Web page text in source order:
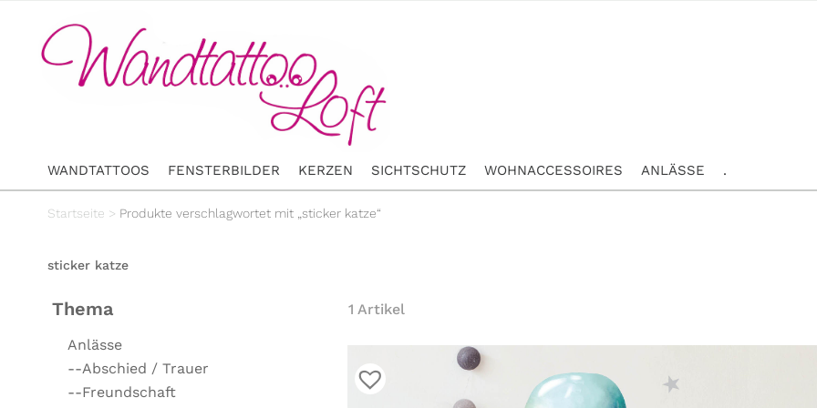
WANDTATTOOS FENSTERBILDER KERZEN SICHTSCHUTZ WOHNACCESSOIRES ANLÄSSE .
Startseite > Produkte verschlagwortet mit „sticker katze“
sticker katze
Thema
Anlässe
--Abschied / Trauer
--Freundschaft
1 Artikel